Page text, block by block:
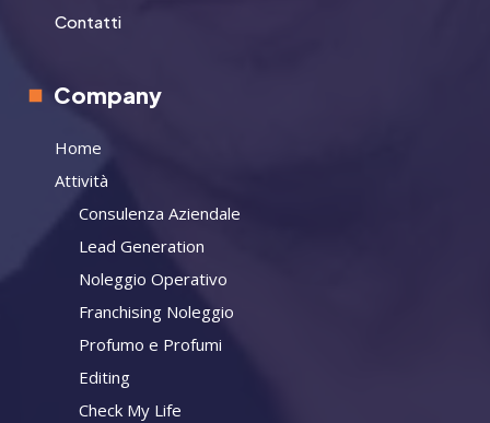
Contatti
Company
Home
Attività
Consulenza Aziendale
Lead Generation
Noleggio Operativo
Franchising Noleggio
Profumo e Profumi
Editing
Check My Life